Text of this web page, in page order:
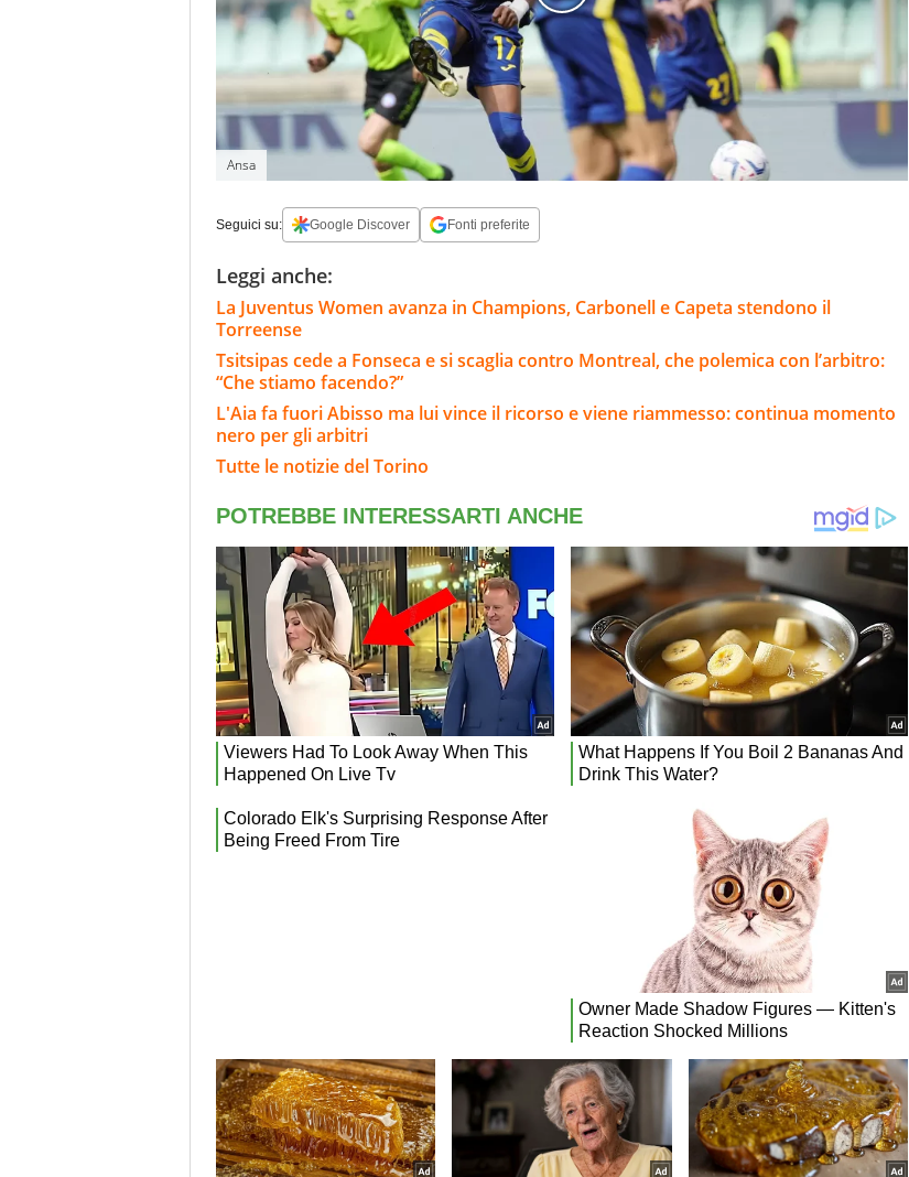
Ansa
Seguici su: Google Discover Fonti preferite
Leggi anche:
La Juventus Women avanza in Champions, Carbonell e Capeta stendono il
Torreense
Tsitsipas cede a Fonseca e si scaglia contro Montreal, che polemica con l’arbitro:
“Che stiamo facendo?”
L'Aia fa fuori Abisso ma lui vince il ricorso e viene riammesso: continua momento
nero per gli arbitri
Tutte le notizie del Torino